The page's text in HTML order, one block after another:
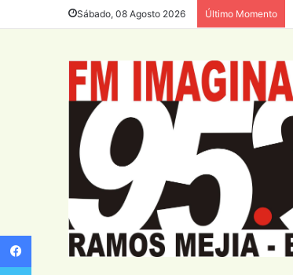
Sábado, 08 Agosto 2026 Último Momento
Facebook